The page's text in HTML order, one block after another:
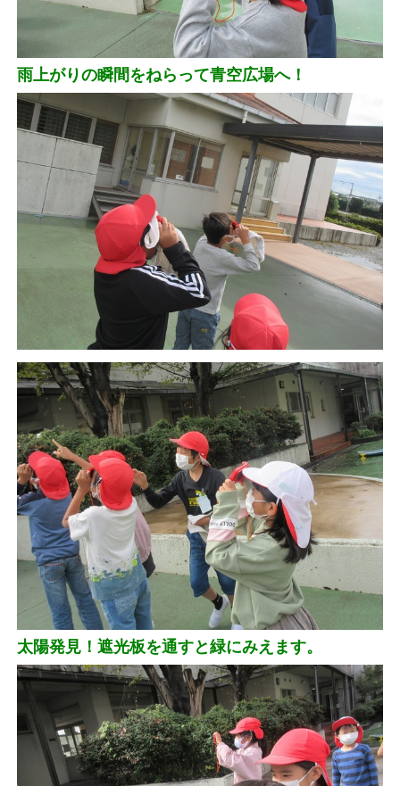
雨上がりの瞬間をねらって青空広場へ！
太陽発見！遮光板を通すと緑にみえます。